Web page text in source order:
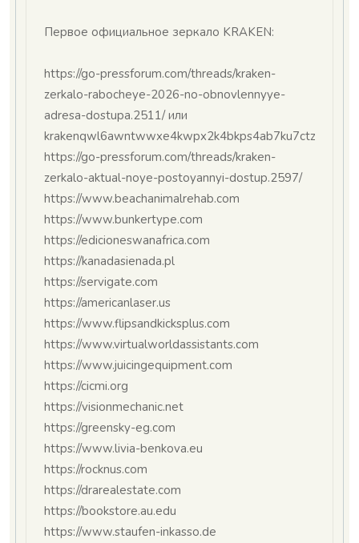
Первое официальное зеркало KRAKEN:
https://go-pressforum.com/threads/kraken-
zerkalo-rabocheye-2026-no-obnovlennyye-
adresa-dostupa.2511/ или
https://go-pressforum.com/threads/kraken-
zerkalo-aktual-noye-postoyannyi-dostup.2597/
https://www.beachanimalrehab.com
https://www.bunkertype.com
https://edicioneswanafrica.com
https://kanadasienada.pl
https://servigate.com
https://americanlaser.us
https://www.flipsandkicksplus.com
https://www.virtualworldassistants.com
https://www.juicingequipment.com
https://cicmi.org
https://visionmechanic.net
https://greensky-eg.com
https://www.livia-benkova.eu
https://rocknus.com
https://drarealestate.com
https://bookstore.au.edu
https://www.staufen-inkasso.de